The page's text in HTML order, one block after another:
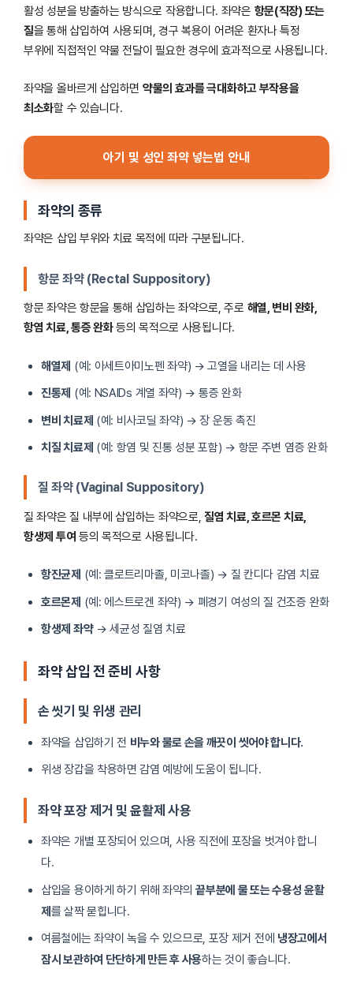
활성 성분을 방출하는 방식으로 작용합니다. 좌약은 항문(직장) 또는
질을 통해 삽입하여 사용되며, 경구 복용이 어려운 환자나 특정
부위에 직접적인 약물 전달이 필요한 경우에 효과적으로 사용됩니다.
좌약을 올바르게 삽입하면 약물의 효과를 극대화하고 부작용을
최소화할 수 있습니다.
아기 및 성인 좌약 넣는법 안내
좌약의 종류
좌약은 삽입 부위와 치료 목적에 따라 구분됩니다.
항문 좌약 (Rectal Suppository)
항문 좌약은 항문을 통해 삽입하는 좌약으로, 주로 해열, 변비 완화,
항염 치료, 통증 완화등의 목적으로 사용됩니다.
해열제 (예: 아세트아미노펜 좌약) → 고열을 내리는 데 사용
진통제 (예: NSAIDs 계열 좌약) → 통증 완화
변비 치료제 (예: 비사코딜 좌약) → 장 운동 촉진
치질 치료제 (예: 항염 및 진통 성분 포함) → 항문 주변 염증 완화
질 좌약 (Vaginal Suppository)
질 좌약은 질 내부에 삽입하는 좌약으로,질염 치료, 호르몬 치료,
항생제 투여 등의 목적으로 사용됩니다.
항진균제 (예: 클로트리마졸, 미코나졸) → 질 칸디다 감염 치료
호르몬제 (예: 에스트로겐 좌약) → 폐경기 여성의 질 건조증 완화
항생제 좌약→ 세균성 질염 치료
좌약 삽입 전 준비 사항
손 씻기 및 위생 관리
좌약을 삽입하기 전 비누와 물로 손을 깨끗이 씻어야 합니다.
위생 장갑을 착용하면 감염 예방에 도움이 됩니다.
좌약 포장 제거 및 윤활제 사용
좌약은 개별 포장되어 있으며, 사용 직전에 포장을 벗겨야 합니
다.
삽입을 용이하게 하기 위해 좌약의끝부분에 물 또는 수용성 윤활
제 를 살짝 묻힙니다.
여름철에는 좌약이 녹을 수 있으므로, 포장 제거 전에 냉장고에서
잠시 보관하여 단단하게 만든 후 사용하는 것이 좋습니다.